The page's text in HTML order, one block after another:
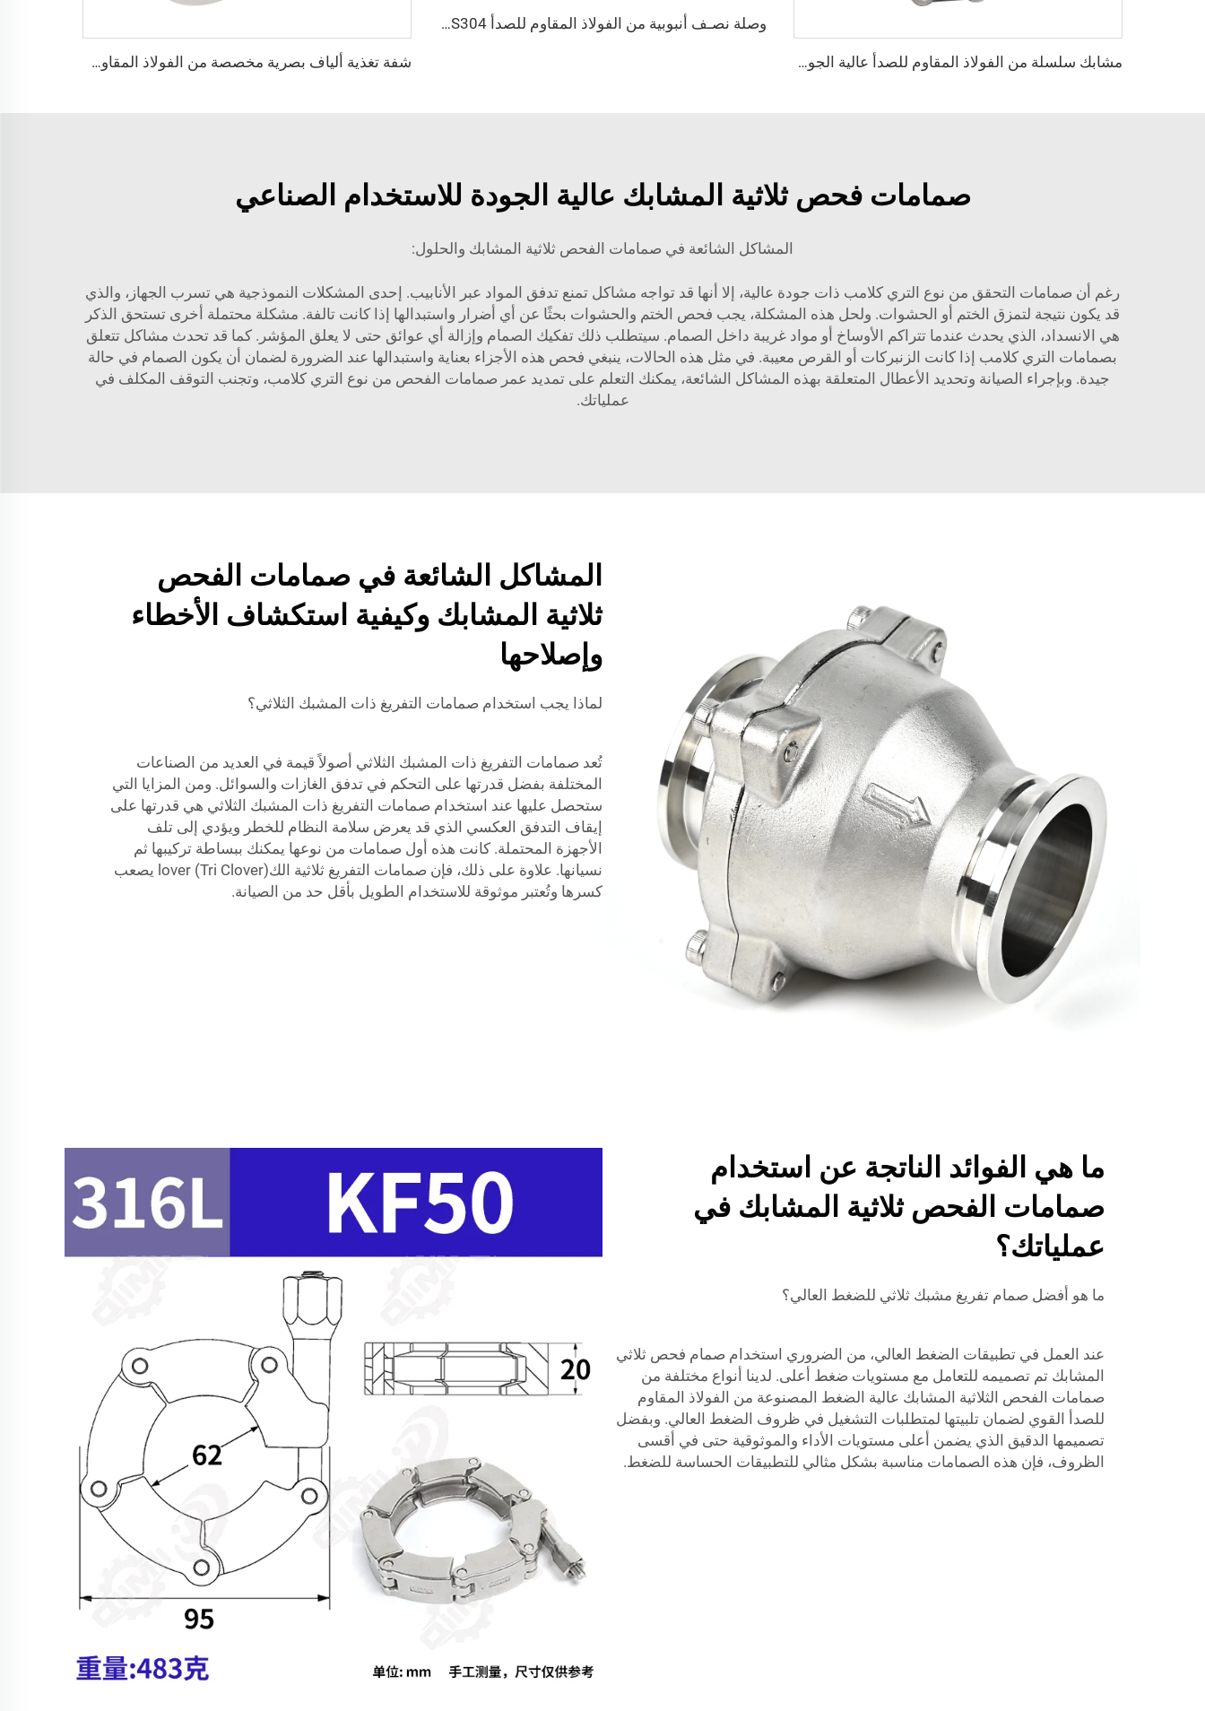
مشابك سلسلة من الفولاذ المقاوم للصدأ عالية الجودة SS304، تركيبات مشبك أنبوب فراغي KF16-160، قوية، ختم CNC، NW16-160 مزورة
وصلة نصـف أنبوبية من الفولاذ المقاوم للصدأ SS304 وSS316L، ذات خيوط داخلية وثقوب عابرة، CF16-CF250، تجهيزات فراغ عالية ثابتة، شفة 1/2"-10"
شفة تغذية ألياف بصرية مخصصة من الفولاذ المقاوم للصدأ SS304/SS316L، توصيل أنثى KF25/40، تركيب فراغ NW25/40
صمامات فحص ثلاثية المشابك عالية الجودة للاستخدام الصناعي
المشاكل الشائعة في صمامات الفحص ثلاثية المشابك والحلول:
رغم أن صمامات التحقق من نوع التري كلامب ذات جودة عالية، إلا أنها قد تواجه مشاكل تمنع تدفق المواد عبر الأنابيب. إحدى المشكلات النموذجية هي تسرب الجهاز، والذي
قد يكون نتيجة لتمزق الختم أو الحشوات. ولحل هذه المشكلة، يجب فحص الختم والحشوات بحثًا عن أي أضرار واستبدالها إذا كانت تالفة. مشكلة محتملة أخرى تستحق الذكر
هي الانسداد، الذي يحدث عندما تتراكم الأوساخ أو مواد غريبة داخل الصمام. سيتطلب ذلك تفكيك الصمام وإزالة أي عوائق حتى لا يعلق المؤشر. كما قد تحدث مشاكل تتعلق
بصمامات التري كلامب إذا كانت الزنبركات أو القرص معيبة. في مثل هذه الحالات، ينبغي فحص هذه الأجزاء بعناية واستبدالها عند الضرورة لضمان أن يكون الصمام في حالة
جيدة. وبإجراء الصيانة وتحديد الأعطال المتعلقة بهذه المشاكل الشائعة، يمكنك التعلم على تمديد عمر صمامات الفحص من نوع التري كلامب، وتجنب التوقف المكلف في
عملياتك.
المشاكل الشائعة في صمامات الفحص
ثلاثية المشابك وكيفية استكشاف الأخطاء
وإصلاحها
لماذا يجب استخدام صمامات التفريغ ذات المشبك الثلاثي؟
تُعد صمامات التفريغ ذات المشبك الثلاثي أصولاً قيمة في العديد من الصناعات
المختلفة بفضل قدرتها على التحكم في تدفق الغازات والسوائل. ومن المزايا التي
ستحصل عليها عند استخدام صمامات التفريغ ذات المشبك الثلاثي هي قدرتها على
إيقاف التدفق العكسي الذي قد يعرض سلامة النظام للخطر ويؤدي إلى تلف
الأجهزة المحتملة. كانت هذه أول صمامات من نوعها يمكنك ببساطة تركيبها ثم
نسيانها. علاوة على ذلك، فإن صمامات التفريغ ثلاثية الكlover (Tri Clover) يصعب
كسرها وتُعتبر موثوقة للاستخدام الطويل بأقل حد من الصيانة.
ما هي الفوائد الناتجة عن استخدام
صمامات الفحص ثلاثية المشابك في
عملياتك؟
ما هو أفضل صمام تفريغ مشبك ثلاثي للضغط العالي؟
عند العمل في تطبيقات الضغط العالي، من الضروري استخدام صمام فحص ثلاثي
المشابك تم تصميمه للتعامل مع مستويات ضغط أعلى. لدينا أنواع مختلفة من
صمامات الفحص الثلاثية المشابك عالية الضغط المصنوعة من الفولاذ المقاوم
للصدأ القوي لضمان تلبيتها لمتطلبات التشغيل في ظروف الضغط العالي. وبفضل
تصميمها الدقيق الذي يضمن أعلى مستويات الأداء والموثوقية حتى في أقسى
الظروف، فإن هذه الصمامات مناسبة بشكل مثالي للتطبيقات الحساسة للضغط.